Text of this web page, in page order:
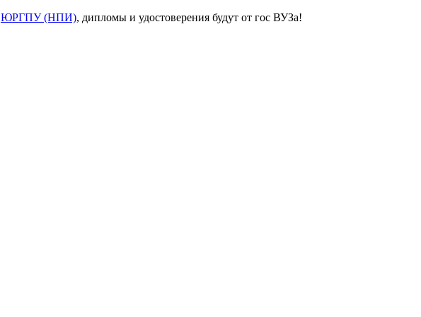
ЮРГПУ (НПИ), дипломы и удостоверения будут от гос ВУЗа!